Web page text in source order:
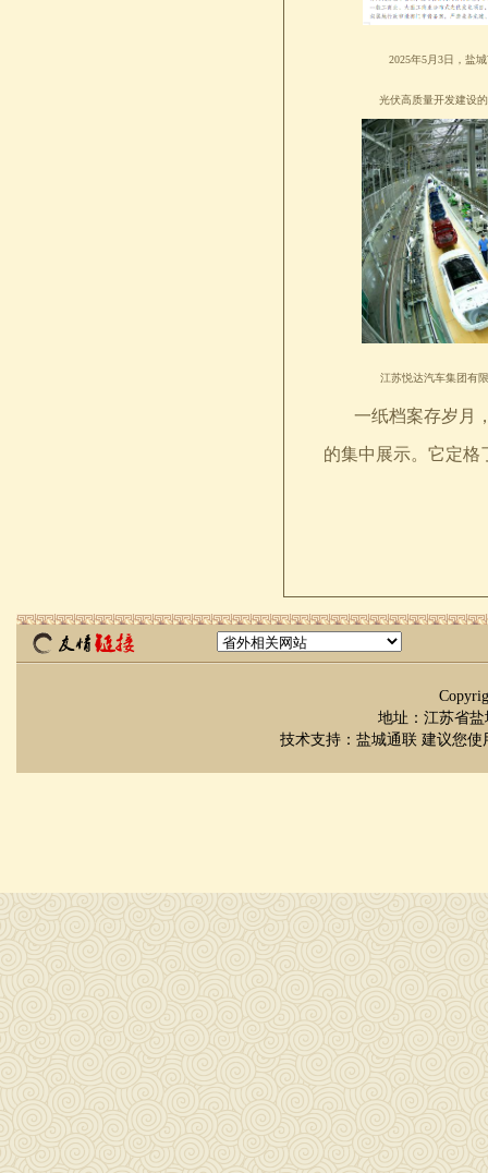
2025年5月3日，盐城
光伏高质量开发建设
江苏悦达汽
一纸档案存岁月，
的集中展示。它定格
地址：江苏省盐
技术支持： 盐城通联 建议您使